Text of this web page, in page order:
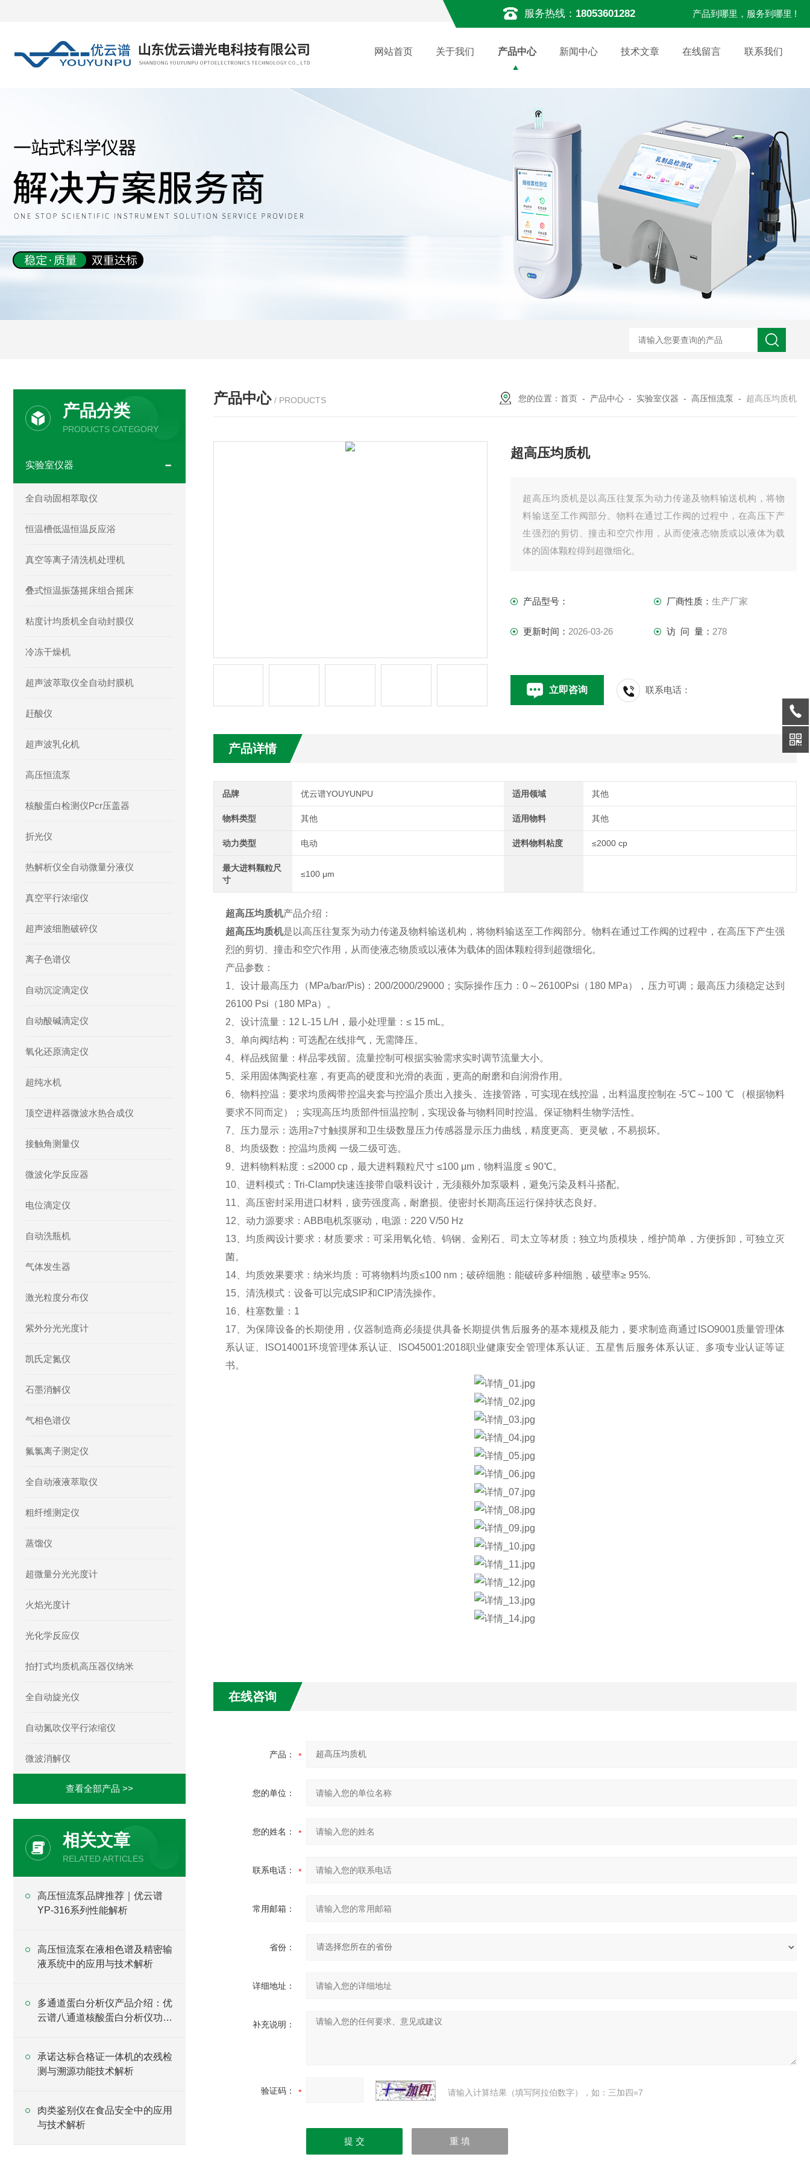
服务热线： 18053601282 产品到哪里，服务到哪里 !
网站首页 关于我们 产品中心 新闻中心 技术文章 在线留言 联系我们
产品中心 / PRODUCTS 您的位置： 首页 - 产品中心 - 实验室仪器 - 高压恒流泵 - 超高压均质机
超高压均质机
超高压均质机是以高压往复泵为动力传递及物料输送机构，将物
料输送至工作阀部分。物料在通过工作阀的过程中，在高压下产
生强烈的剪切、撞击和空穴作用，从而使液态物质或以液体为载
体的固体颗粒得到超微细化。
产品型号： 厂商性质： 生产厂家
更新时间： 2026-03-26 访 问 量： 278
立即咨询 联系电话：
产品详情
品牌 优云谱YOUYUNPU 适用领域 其他
物料类型 其他 适用物料 其他
动力类型 电动 进料物料粘度 ≤2000 cp
最大进料颗粒尺
寸
≤100 μm
超高压均质机产品介绍：
超高压均质机是以高压往复泵为动力传递及物料输送机构，将物料输送至工作阀部分。物料在通过工作阀的过程中，在高压下产生强
烈的剪切、撞击和空穴作用，从而使液态物质或以液体为载体的固体颗粒得到超微细化。
产品参数：
1、设计最高压力（MPa/bar/Pis)：200/2000/29000；实际操作压力：0～26100Psi（180 MPa），压力可调；最高压力须稳定达到
26100 Psi（180 MPa）。
2、设计流量：12 L-15 L/H，最小处理量：≤ 15 mL。
3、单向阀结构：可选配在线排气，无需降压。
4、样品残留量：样品零残留。流量控制可根据实验需求实时调节流量大小。
5、采用固体陶瓷柱塞，有更高的硬度和光滑的表面，更高的耐磨和自润滑作用。
6、物料控温：要求均质阀带控温夹套与控温介质出入接头、连接管路，可实现在线控温，出料温度控制在 -5℃～100 ℃ （根据物料
要求不同而定）；实现高压均质部件恒温控制，实现设备与物料同时控温。保证物料生物学活性。
7、压力显示：选用≥7寸触摸屏和卫生级数显压力传感器显示压力曲线，精度更高、更灵敏，不易损坏。
8、均质级数：控温均质阀 一级二级可选。
9、进料物料粘度：≤2000 cp，最大进料颗粒尺寸 ≤100 μm，物料温度 ≤ 90℃。
10、进料模式：Tri-Clamp快速连接带自吸料设计，无须额外加泵吸料，避免污染及料斗搭配。
11、高压密封采用进口材料，疲劳强度高，耐磨损。使密封长期高压运行保持状态良好。
12、动力源要求：ABB电机泵驱动，电源：220 V/50 Hz
13、均质阀设计要求：材质要求：可采用氧化锆、钨钢、金刚石、司太立等材质；独立均质模块，维护简单，方便拆卸，可独立灭
菌。
14、均质效果要求：纳米均质：可将物料均质≤100 nm；破碎细胞：能破碎多种细胞，破壁率≥ 95%.
15、清洗模式：设备可以完成SIP和CIP清洗操作。
16、柱塞数量：1
17、为保障设备的长期使用，仪器制造商必须提供具备长期提供售后服务的基本规模及能力，要求制造商通过ISO9001质量管理体
系认证、ISO14001环境管理体系认证、ISO45001:2018职业健康安全管理体系认证、五星售后服务体系认证、多项专业认证等证
书。
在线咨询
产品：
您的单位：
您的姓名：
联系电话：
常用邮箱：
省份：
详细地址：
补充说明：
验证码： 请输入计算结果（填写阿拉伯数字），如：三加四=7
产品分类
PRODUCTS CATEGORY
实验室仪器
全自动固相萃取仪
恒温槽低温恒温反应浴
真空等离子清洗机处理机
叠式恒温振荡摇床组合摇床
粘度计均质机全自动封膜仪
冷冻干燥机
超声波萃取仪全自动封膜机
赶酸仪
超声波乳化机
高压恒流泵
核酸蛋白检测仪Pcr压盖器
折光仪
热解析仪全自动微量分液仪
真空平行浓缩仪
超声波细胞破碎仪
离子色谱仪
自动沉淀滴定仪
自动酸碱滴定仪
氧化还原滴定仪
超纯水机
顶空进样器微波水热合成仪
接触角测量仪
微波化学反应器
电位滴定仪
自动洗瓶机
气体发生器
激光粒度分布仪
紫外分光光度计
凯氏定氮仪
石墨消解仪
气相色谱仪
氟氯离子测定仪
全自动液液萃取仪
粗纤维测定仪
蒸馏仪
超微量分光光度计
火焰光度计
光化学反应仪
拍打式均质机高压器仪纳米
全自动旋光仪
自动氮吹仪平行浓缩仪
微波消解仪
查看全部产品 >>
相关文章
RELATED ARTICLES
高压恒流泵品牌推荐｜优云谱
YP-316系列性能解析
高压恒流泵在液相色谱及精密输
液系统中的应用与技术解析
多通道蛋白分析仪产品介绍：优
云谱八通道核酸蛋白分析仪功能
承诺达标合格证一体机的农残检
测与溯源功能技术解析
肉类鉴别仪在食品安全中的应用
与技术解析